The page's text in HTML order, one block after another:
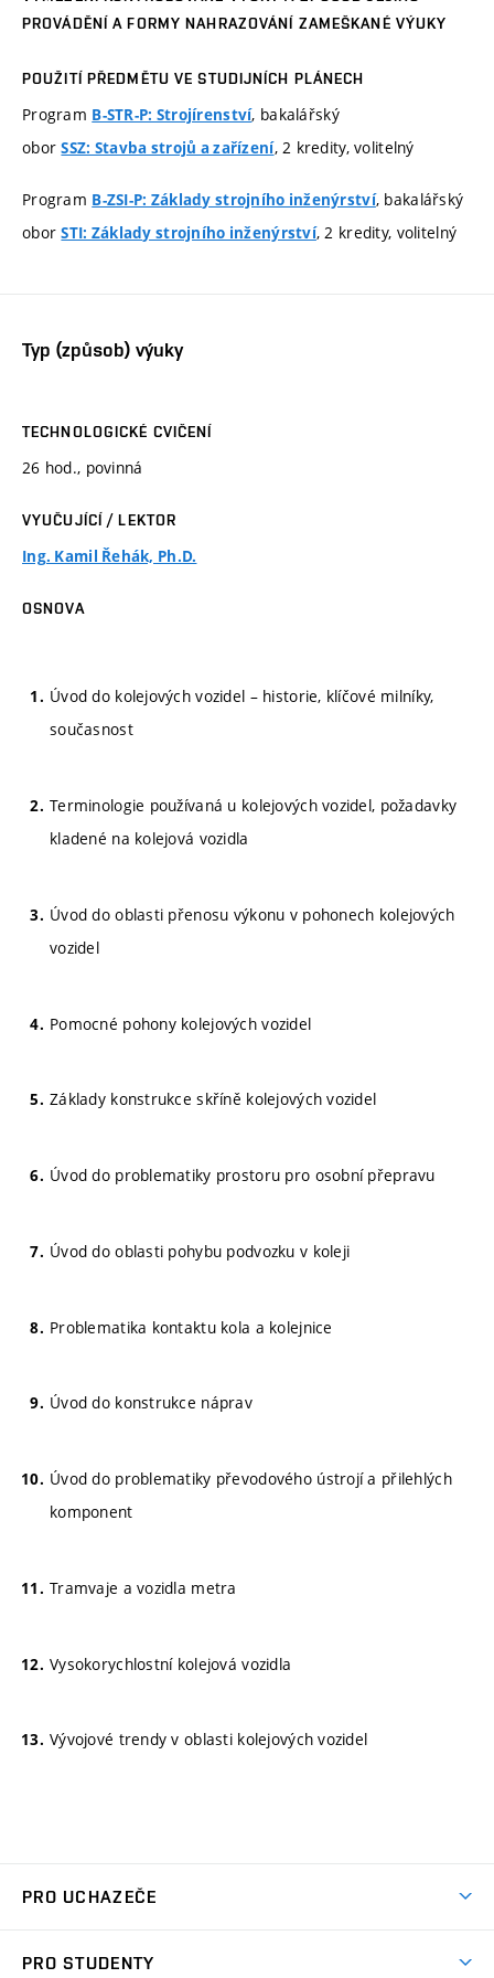
PROVÁDĚNÍ A FORMY NAHRAZOVÁNÍ ZAMEŠKANÉ VÝUKY
POUŽITÍ PŘEDMĚTU VE STUDIJNÍCH PLÁNECH
Program B-STR-P: Strojírenství, bakalářský
oborSSZ: Stavba strojů a zařízení, 2 kredity, volitelný
Program B-ZSI-P: Základy strojního inženýrství, bakalářský
oborSTI: Základy strojního inženýrství, 2 kredity, volitelný
Typ (způsob) výuky
TECHNOLOGICKÉ CVIČENÍ
26 hod., povinná
VYUČUJÍCÍ / LEKTOR
Ing. Kamil Řehák, Ph.D.
OSNOVA
Úvod do kolejových vozidel – historie, klíčové milníky,
současnost
Terminologie používaná u kolejových vozidel, požadavky
kladené na kolejová vozidla
Úvod do oblasti přenosu výkonu v pohonech kolejových
vozidel
Pomocné pohony kolejových vozidel
Základy konstrukce skříně kolejových vozidel
Úvod do problematiky prostoru pro osobní přepravu
Úvod do oblasti pohybu podvozku v koleji
Problematika kontaktu kola a kolejnice
Úvod do konstrukce náprav
Úvod do problematiky převodového ústrojí a přilehlých
komponent
Tramvaje a vozidla metra
Vysokorychlostní kolejová vozidla
Vývojové trendy v oblasti kolejových vozidel
PRO UCHAZEČE
PRO STUDENTY